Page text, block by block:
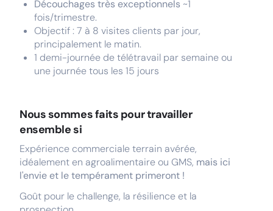
Découchages très exceptionnels ~1
fois/trimestre.
Objectif : 7 à 8 visites clients par jour,
principalement le matin.
1 demi-journée de télétravail par semaine ou
une journée tous les 15 jours
Nous sommes faits pour travailler
ensemble si
Expérience commerciale terrain avérée,
idéalement en agroalimentaire ou GMS, mais ici
l'envie et le tempérament primeront !
Goût pour le challenge, la résilience et la